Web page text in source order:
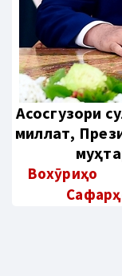
Aсосгузори
миллат,
Вохӯриҳо